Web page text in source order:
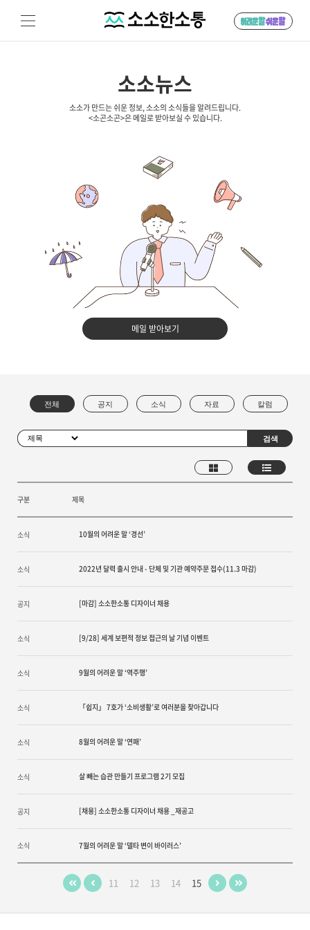
소소뉴스
소소가 만드는 쉬운 정보, 소소의 소식들을 알려드립니다.
<소곤소곤>은 메일로 받아보실 수 있습니다.
메일 받아보기
구분 제목
소식 10월의 어려운 말 ‘경선’
소식 2022년 달력 출시 안내 - 단체 및 기관 예약주문 접수(11.3 마감)
공지 [마감] 소소한소통 디자이너 채용
소식 [9/28] 세계 보편적 정보 접근의 날 기념 이벤트
소식 9월의 어려운 말 ‘역주행’
소식 「쉽지」 7호가 ‘소비생활’로 여러분을 찾아갑니다
소식 8월의 어려운 말 ‘연패’
소식 살 빼는 습관 만들기 프로그램 2기 모집
공지 [채용] 소소한소통 디자이너 채용 _재공고
소식 7월의 어려운 말 ‘델타 변이 바이러스’
11 12 13 14 15